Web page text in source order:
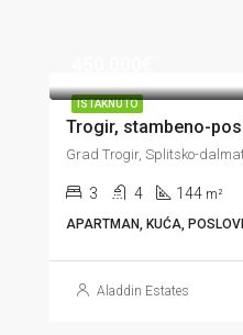
ISTAKNUTO
Grad Trogir, Splitsko-
3 4 144 m²
APARTMAN, KUĆA,
Aladdin Estates